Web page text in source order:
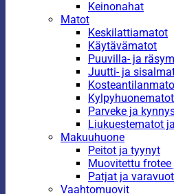
Keinonahat
Matot
Keskilattiamatot
Käytävämatot
Puuvilla- ja
Juutti- ja
Kylpyhuonematot
Parveke ja
Liukuestematot
Makuuhuone
Peitot ja tyynyt
Muovitettu
Patjat ja
Vaahtomuovit